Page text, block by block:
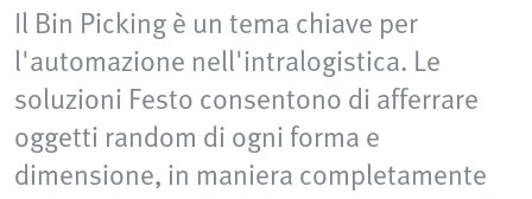
Il Bin Picking è un tema chiave per
l'automazione nell'intralogistica. Le
soluzioni Festo consentono di afferrare
oggetti random di ogni forma e
dimensione, in maniera completamente